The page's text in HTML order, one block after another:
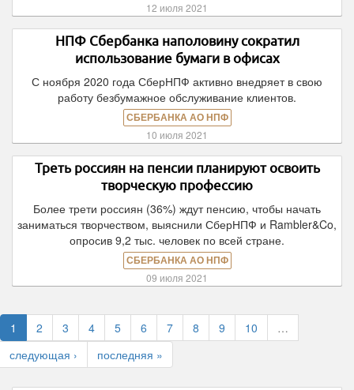
12 июля 2021
НПФ Сбербанка наполовину сократил
использование бумаги в офисах
С ноября 2020 года СберНПФ активно внедряет в свою
работу безбумажное обслуживание клиентов.
СБЕРБАНКА АО НПФ
10 июля 2021
Треть россиян на пенсии планируют освоить
творческую профессию
Более трети россиян (36%) ждут пенсию, чтобы начать
заниматься творчеством, выяснили СберНПФ и Rambler&Co,
опросив 9,2 тыс. человек по всей стране.
СБЕРБАНКА АО НПФ
09 июля 2021
1 2 3 4 5 6 7 8 9 10
…
следующая ›
последняя »